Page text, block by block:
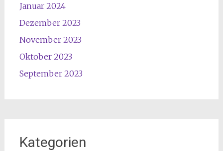
Januar 2024
Dezember 2023
November 2023
Oktober 2023
September 2023
Kategorien